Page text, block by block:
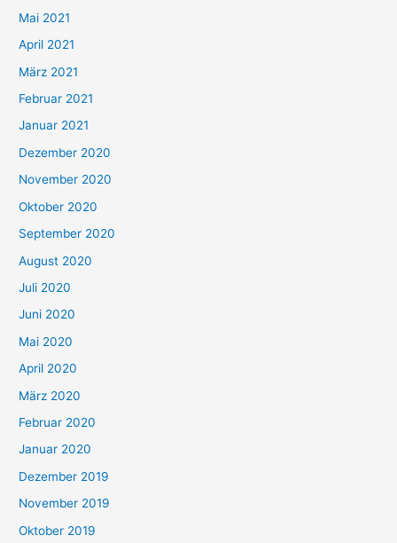
h
:
Mai 2021
April 2021
März 2021
Februar 2021
Januar 2021
Dezember 2020
November 2020
Oktober 2020
September 2020
August 2020
Juli 2020
Juni 2020
Mai 2020
April 2020
März 2020
Februar 2020
Januar 2020
Dezember 2019
November 2019
Oktober 2019